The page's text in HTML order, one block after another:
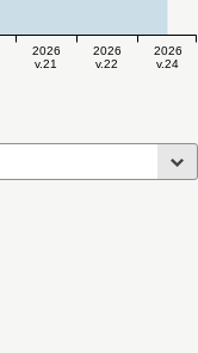
2026
v.21
2026
v.22
2026
v.24